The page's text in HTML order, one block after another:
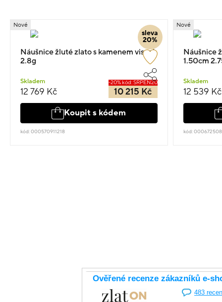
sleva
20%
Nové
Náušnice žluté zlato s kamenem visací
2.8g
Skladem
12 769 Kč
-20% kód: SRPEN20
10 215 Kč
Koupit s kódem
kód: 000570911218
Nové
Náušnice
1.50cm
Skladem
12 539 Kč
kód: